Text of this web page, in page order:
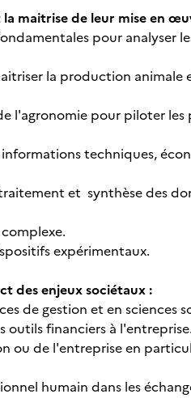
la maitrise de leur mise en
pour analyser
la production animale
l'agronomie pour piloter
techniques,
et synthèse des
expérimentaux.
des enjeux sociétaux :
de gestion et en sciences
outils financiers à l'entreprise.
ou de l'entreprise en
humain dans les